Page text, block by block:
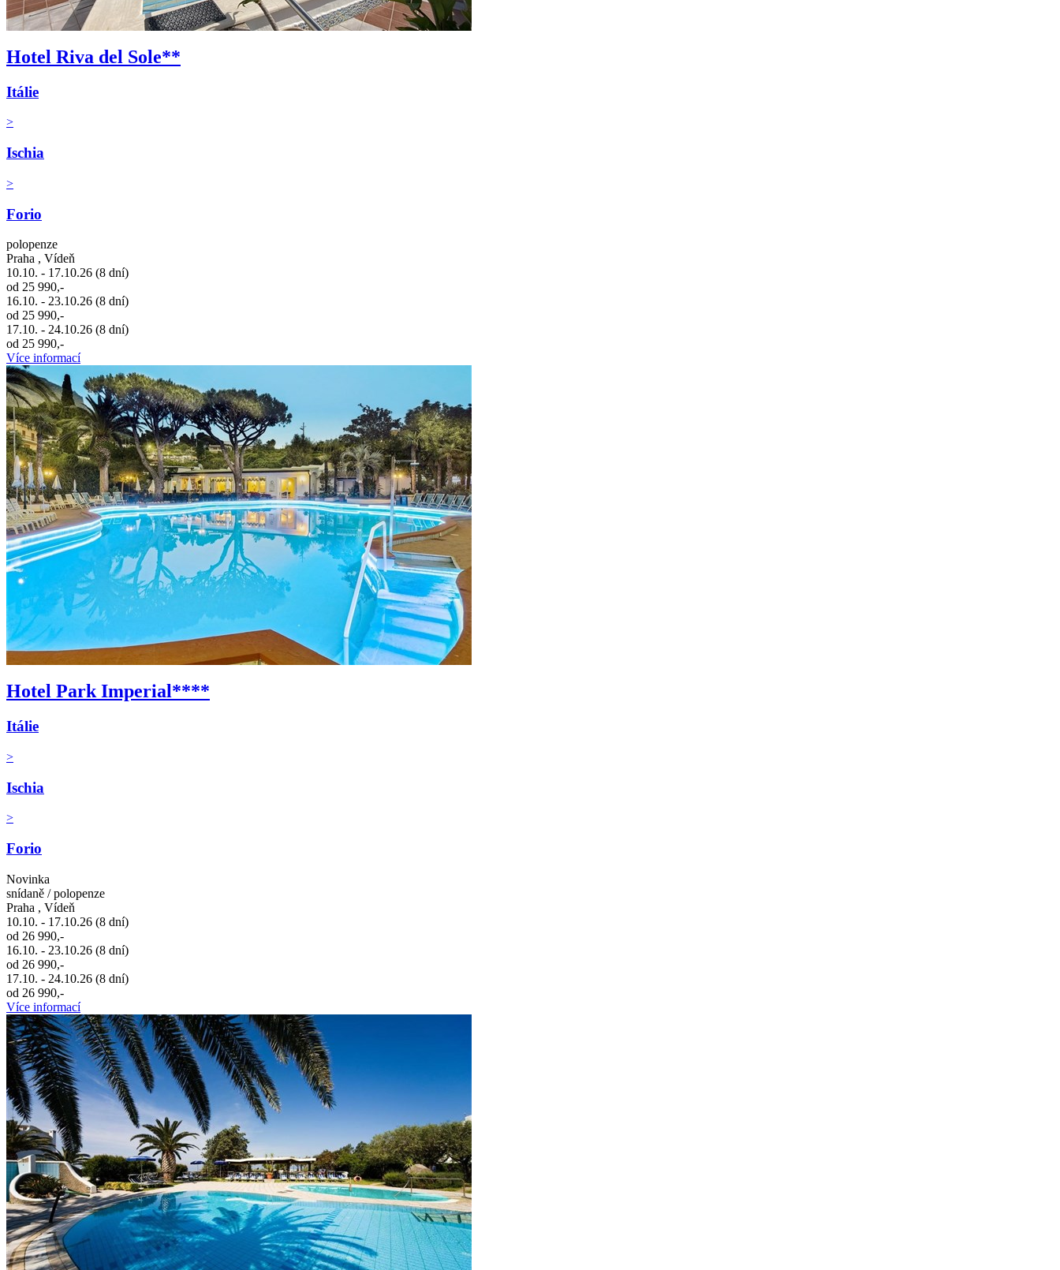
Hotel Riva del Sole**
Itálie
>
Ischia
>
Forio
polopenze
Praha , Vídeň
10.10. - 17.10.26 (8 dní)
od 25 990,-
16.10. - 23.10.26 (8 dní)
od 25 990,-
17.10. - 24.10.26 (8 dní)
od 25 990,-
Více informací
Hotel Park Imperial****
Itálie
>
Ischia
>
Forio
Novinka
snídaně / polopenze
Praha , Vídeň
10.10. - 17.10.26 (8 dní)
od 26 990,-
16.10. - 23.10.26 (8 dní)
od 26 990,-
17.10. - 24.10.26 (8 dní)
od 26 990,-
Více informací